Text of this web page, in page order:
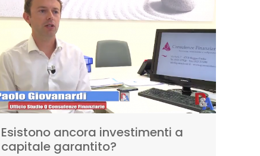
Esistono ancora investimenti a
capitale garantito?